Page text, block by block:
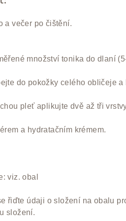
a večer po čištění.
množství tonika do dlaní
do pokožky celého obličeje a
pleť aplikujte dvě až tři
a hydratačním krémem.
viz. obal
řiďte údaji o složení na obalu
složení.